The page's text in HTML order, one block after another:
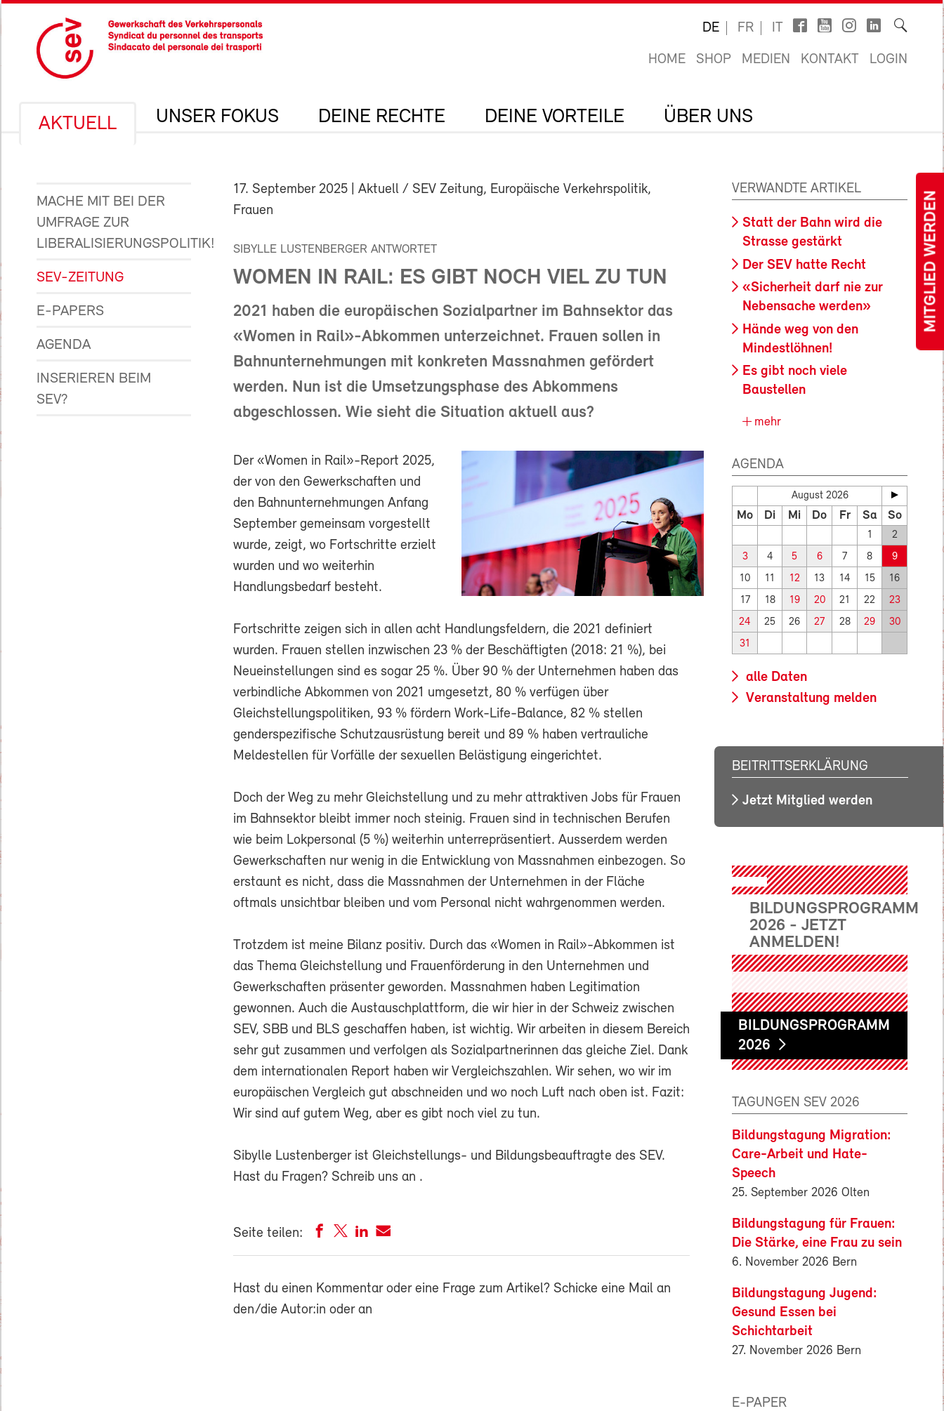
MITGLIED WERDEN
DE FR IT
HOME SHOP MEDIEN KONTAKT LOGIN
AKTUELL UNSER FOKUS DEINE RECHTE DEINE VORTEILE ÜBER UNS
MACHE MIT BEI DER
UMFRAGE ZUR
LIBERALISIERUNGSPOLITIK!
SEV-ZEITUNG
E-PAPERS
AGENDA
INSERIEREN BEIM
SEV?
17. September 2025 | Aktuell / SEV Zeitung, Europäische Verkehrspolitik,
Frauen
SIBYLLE LUSTENBERGER ANTWORTET
WOMEN IN RAIL: ES GIBT NOCH VIEL ZU TUN
2021 haben die europäischen Sozialpartner im Bahnsektor das
«Women in Rail»-Abkommen unterzeichnet. Frauen sollen in
Bahnunternehmungen mit konkreten Massnahmen gefördert
werden. Nun ist die Umsetzungsphase des Abkommens
abgeschlossen. Wie sieht die Situation aktuell aus?
Der «Women in Rail»-Report 2025,
der von den Gewerkschaften und
den Bahnunternehmungen Anfang
September gemeinsam vorgestellt
wurde, zeigt, wo Fortschritte erzielt
wurden und wo weiterhin
Handlungsbedarf besteht.
Fortschritte zeigen sich in allen acht Handlungsfeldern, die 2021 definiert
wurden. Frauen stellen inzwischen 23 % der Beschäftigten (2018: 21 %), bei
Neueinstellungen sind es sogar 25 %. Über 90 % der Unternehmen haben das
verbindliche Abkommen von 2021 umgesetzt, 80 % verfügen über
Gleichstellungspolitiken, 93 % fördern Work-Life-Balance, 82 % stellen
genderspezifische Schutzausrüstung bereit und 89 % haben vertrauliche
Meldestellen für Vorfälle der sexuellen Belästigung eingerichtet.
Doch der Weg zu mehr Gleichstellung und zu mehr attraktiven Jobs für Frauen
im Bahnsektor bleibt immer noch steinig. Frauen sind in technischen Berufen
wie beim Lokpersonal (5 %) weiterhin unterrepräsentiert. Ausserdem werden
Gewerkschaften nur wenig in die Entwicklung von Massnahmen einbezogen. So
erstaunt es nicht, dass die Massnahmen der Unternehmen in der Fläche
oftmals unsichtbar bleiben und vom Personal nicht wahrgenommen werden.
Trotzdem ist meine Bilanz positiv. Durch das «Women in Rail»-Abkommen ist
das Thema Gleichstellung und Frauenförderung in den Unternehmen und
Gewerkschaften präsenter geworden. Massnahmen haben Legitimation
gewonnen. Auch die Austauschplattform, die wir hier in der Schweiz zwischen
SEV, SBB und BLS geschaffen haben, ist wichtig. Wir arbeiten in diesem Bereich
sehr gut zusammen und verfolgen als Sozialpartnerinnen das gleiche Ziel. Dank
dem internationalen Report haben wir Vergleichszahlen. Wir sehen, wo wir im
europäischen Vergleich gut abschneiden und wo noch Luft nach oben ist. Fazit:
Wir sind auf gutem Weg, aber es gibt noch viel zu tun.
Sibylle Lustenberger ist Gleichstellungs- und Bildungsbeauftragte des SEV.
Hast du Fragen? Schreib uns an .
Seite teilen:
Hast du einen Kommentar oder eine Frage zum Artikel? Schicke eine Mail an
den/die Autor:in oder an
VERWANDTE ARTIKEL
Statt der Bahn wird die
Strasse gestärkt
Der SEV hatte Recht
«Sicherheit darf nie zur
Nebensache werden»
Hände weg von den
Mindestlöhnen!
Es gibt noch viele
Baustellen
mehr
AGENDA
August 2026
Mo Di Mi Do Fr Sa So
1 2
3 4 5 6 7 8 9
10 11 12 13 14 15 16
17 18 19 20 21 22 23
24 25 26 27 28 29 30
31
alle Daten
Veranstaltung melden
BEITRITTSERKLÄRUNG
Jetzt Mitglied werden
BILDUNGSPROGRAMM
2026 - JETZT
ANMELDEN!
BILDUNGSPROGRAMM
2026
TAGUNGEN SEV 2026
Bildungstagung Migration:
Care-Arbeit und Hate-
Speech
25. September 2026 Olten
Bildungstagung für Frauen:
Die Stärke, eine Frau zu sein
6. November 2026 Bern
Bildungstagung Jugend:
Gesund Essen bei
Schichtarbeit
27. November 2026 Bern
E-PAPER